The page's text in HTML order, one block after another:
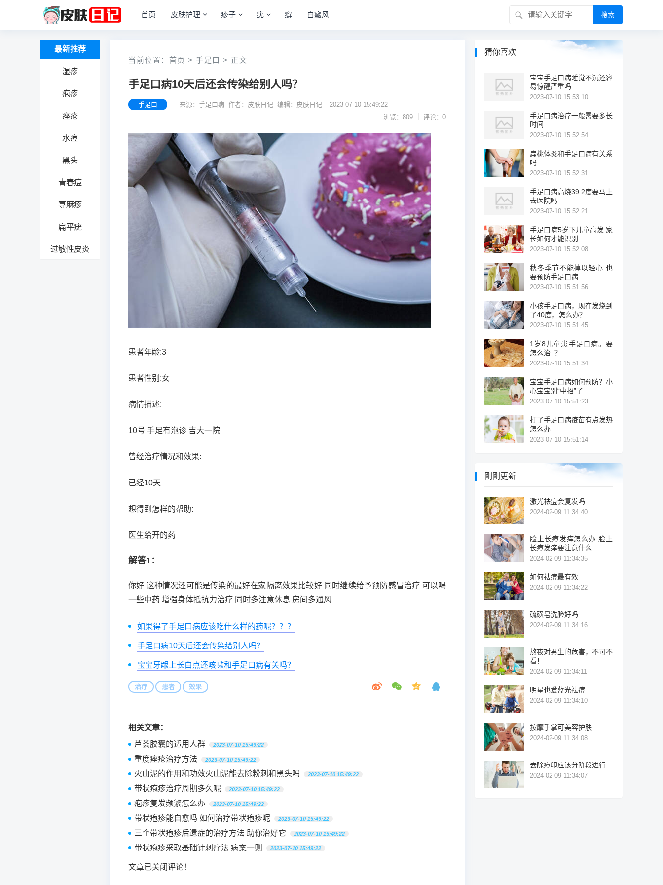
首页 皮肤护理 疹子 疣 癣 白癜风 搜索
最新推荐
湿疹
疱疹
痤疮
水痘
黑头
青春痘
荨麻疹
扁平疣
过敏性皮炎
当前位置： 首页 > 手足口 > 正文
手足口病10天后还会传染给别人吗？
手足口 来源：手足口病 作者：皮肤日记 编辑：皮肤日记
2023-07-10 15:49:22
浏览：809
评论：0
患者年龄:3
患者性别:女
病情描述:
10号 手足有泡诊 吉大一院
曾经治疗情况和效果:
已经10天
想得到怎样的帮助:
医生给开的药
解答1：
你好 这种情况还可能是传染的最好在家隔离效果比较好 同时继续给予预防感冒治疗 可以喝
一些中药 增强身体抵抗力治疗 同时多注意休息 房间多通风
如果得了手足口病应该吃什么样的药呢？？？
手足口病10天后还会传染给别人吗？
宝宝牙龈上长白点还咳嗽和手足口病有关吗？
治疗 患者 效果
相关文章：
芦荟胶囊的适用人群
2023-07-10 15:49:22
重度痤疮治疗方法 2023-07-10 15:49:22
火山泥的作用和功效火山泥能去除粉刺和黑头吗 2023-07-10 15:49:22
带状疱疹治疗周期多久呢 2023-07-10 15:49:22
疱疹复发频繁怎么办 2023-07-10 15:49:22
带状疱疹能自愈吗 如何治疗带状疱疹呢 2023-07-10 15:49:22
三个带状疱疹后遗症的治疗方法 助你治好它 2023-07-10 15:49:22
带状疱疹采取基础针刺疗法 病案一则 2023-07-10 15:49:22
文章已关闭评论！
猜你喜欢
宝宝手足口病睡觉不沉还容
易惊醒严重吗
2023-07-10 15:53:10
手足口病治疗一般需要多长
时间
2023-07-10 15:52:54
扁桃体炎和手足口病有关系
吗
2023-07-10 15:52:31
手足口病高烧39.2度要马上
去医院吗
2023-07-10 15:52:21
手足口病5岁下儿童高发 家
长如何才能识别
2023-07-10 15:52:08
秋冬季节不能掉以轻心 也
要预防手足口病
2023-07-10 15:51:56
小孩手足口病，现在发烧到
了40度，怎么办？
2023-07-10 15:51:45
1岁8儿童患手足口病。要
怎么治..？
2023-07-10 15:51:34
宝宝手足口病如何预防？小
心宝宝别“中招”了
2023-07-10 15:51:23
打了手足口病疫苗有点发热
怎么办
2023-07-10 15:51:14
刚刚更新
激光祛痘会复发吗
2024-02-09 11:34:40
脸上长痘发痒怎么办 脸上
长痘发痒要注意什么
2024-02-09 11:34:35
如何祛痘最有效
2024-02-09 11:34:22
硫磺皂洗脸好吗
2024-02-09 11:34:16
熬夜对男生的危害，不可不
看！
2024-02-09 11:34:11
明星也爱蓝光祛痘
2024-02-09 11:34:10
按摩手掌可美容护肤
2024-02-09 11:34:08
去除痘印应该分阶段进行
2024-02-09 11:34:07